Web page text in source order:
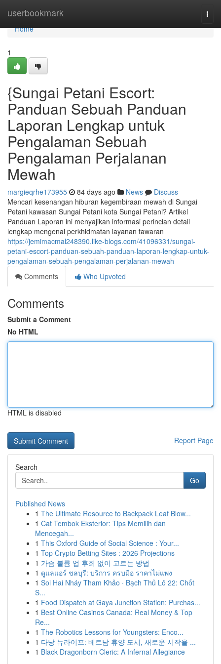
userbookmark
Home
Home
1
{Sungai Petani Escort:
Panduan Sebuah Panduan
Laporan Lengkap untuk
Pengalaman Sebuah
Pengalaman Perjalanan
Mewah
margieqrhe173955 84 days ago News
Discuss
Mencari kesenangan hiburan kegembiraan mewah di Sungai
Petani kawasan Sungai Petani kota Sungai Petani? Artikel
Panduan Laporan ini menyajikan informasi perincian detail
lengkap mengenai perkhidmatan layanan tawaran
https://jemimacmal248390.like-blogs.com/41096331/sungai-
petani-escort-panduan-sebuah-panduan-laporan-lengkap-untuk-
pengalaman-sebuah-pengalaman-perjalanan-mewah
Comments
Who Upvoted
Comments
Submit a Comment
No HTML
HTML is disabled
Report Page
Search
Go
Published News
1 The Ultimate Resource to Backpack Leaf Blow...
1 Cat Tembok Eksterior: Tips Memilih dan
Mencegah...
1 This Oxford Guide of Social Science : Your...
1 Top Crypto Betting Sites : 2026 Projections
1 가슴 볼륨 업 후회 없이 고르는 방법
1 ดูแลแอร์ ชลบุรี: บริการ ครบมือ ราคาไม่แพง
1 Soi Hai Nháy Tham Khảo · Bạch Thủ Lô 22: Chốt
S...
1 Food Dispatch at Gaya Junction Station: Purchas...
1 Best Online Casinos Canada: Real Money & Top
Re...
1 The Robotics Lessons for Youngsters: Enco...
1 다낭 뉴라이프: 베트남 휴양 도시, 새로운 시작을 ...
1 Black Dragonborn Cleric: A Infernal Allegiance